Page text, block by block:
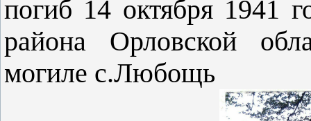
погиб 14 октября 1941
района Орловской
могиле с.Любощь